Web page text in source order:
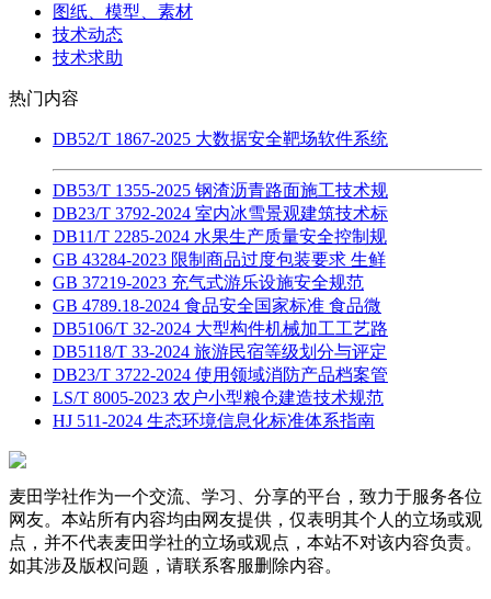
图纸、模型、素材
技术动态
技术求助
热门内容
DB52/T 1867-2025 大数据安全靶场软件系统
DB53/T 1355-2025 钢渣沥青路面施工技术规
DB23/T 3792-2024 室内冰雪景观建筑技术标
DB11/T 2285-2024 水果生产质量安全控制规
GB 43284-2023 限制商品过度包装要求 生鲜
GB 37219-2023 充气式游乐设施安全规范
GB 4789.18-2024 食品安全国家标准 食品微
DB5106/T 32-2024 大型构件机械加工工艺路
DB5118/T 33-2024 旅游民宿等级划分与评定
DB23/T 3722-2024 使用领域消防产品档案管
LS/T 8005-2023 农户小型粮仓建造技术规范
HJ 511-2024 生态环境信息化标准体系指南
麦田学社作为一个交流、学习、分享的平台，致力于服务各位
网友。本站所有内容均由网友提供，仅表明其个人的立场或观
点，并不代表麦田学社的立场或观点，本站不对该内容负责。
如其涉及版权问题，请联系客服删除内容。